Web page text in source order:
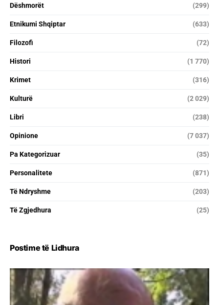
Dëshmorët (299)
Etnikumi Shqiptar (633)
Filozofi (72)
Histori (1 770)
Krimet (316)
Kulturë (2 029)
Libri (238)
Opinione (7 037)
Pa Kategorizuar (35)
Personalitete (871)
Të Ndryshme (203)
Të Zgjedhura (25)
Postime të Lidhura